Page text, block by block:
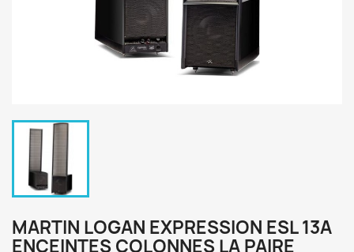
MARTIN LOGAN EXPRESSION ESL 13A
ENCEINTES COLONNES LA PAIRE